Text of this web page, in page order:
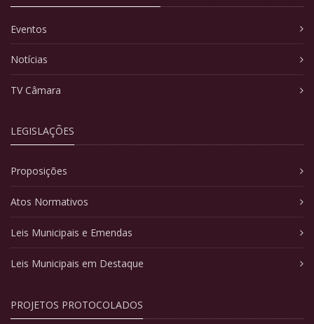
Eventos
Notícias
TV Câmara
LEGISLAÇÕES
Proposições
Atos Normativos
Leis Municipais e Emendas
Leis Municipais em Destaque
PROJETOS PROTOCOLADOS